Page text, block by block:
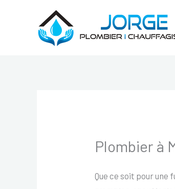
Plombier à
Que ce soit pour une